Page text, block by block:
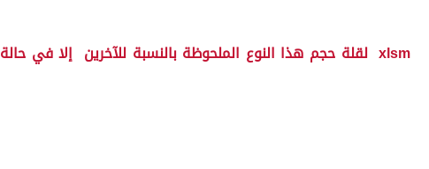
xlsm لقلة حجم هذا النوع الملحوظة بالنسبة للآخرين إلا في حالة